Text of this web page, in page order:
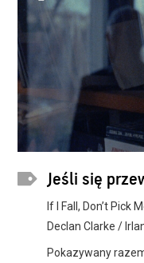
Jeśli się
If I Fall, Don’t Pick
Declan Clarke /
Pokazywany